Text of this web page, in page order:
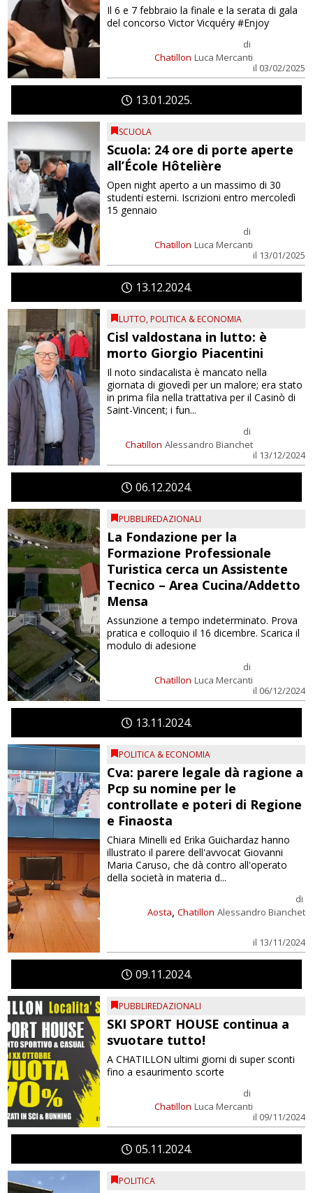
Chatillon
di
Luca Mercanti
il 03/02/2025
Il 6 e 7 febbraio la finale e la serata di gala
del concorso Victor Vicquéry #Enjoy
1301 2025
SCUOLA
Scuola: 24 ore di porte aperte
all’École Hôtelière
Chatillon
di
Luca Mercanti
il 13/01/2025
Open night aperto a un massimo di 30
studenti esterni. Iscrizioni entro mercoledì
15 gennaio
13 12 2024
LUTTO, POLITICA & ECONOMIA
Cisl valdostana in lutto: è
morto Giorgio Piacentini
Chatillon
di
Alessandro Bianchet
il 13/12/2024
Il noto sindacalista è mancato nella
giornata di giovedì per un malore; era stato
in prima fila nella trattativa per il Casinò di
Saint-Vincent; i fun...
06 12 2024
PUBBLIREDAZIONALI
La Fondazione per la
Formazione Professionale
Turistica cerca un Assistente
Tecnico – Area Cucina/Addetto
Mensa
Chatillon
di
Luca Mercanti
il 06/12/2024
Assunzione a tempo indeterminato. Prova
pratica e colloquio il 16 dicembre. Scarica il
modulo di adesione
13 11 2024
POLITICA & ECONOMIA
Cva: parere legale dà ragione a
Pcp su nomine per le
controllate e poteri di Regione
e Finaosta
Aosta, Chatillon
di
Alessandro Bianchet
il 13/11/2024
Chiara Minelli ed Erika Guichardaz hanno
illustrato il parere dell'avvocat Giovanni
Maria Caruso, che dà contro all'operato
della società in materia d...
09 11 2024
PUBBLIREDAZIONALI
SKI SPORT HOUSE continua a
svuotare tutto!
Chatillon
di
Luca Mercanti
il 09/11/2024
A CHATILLON ultimi giorni di super sconti
fino a esaurimento scorte
05 11 2024
POLITICA